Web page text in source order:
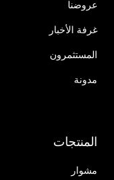
عروضنا
غرفة الأخبار
المستثمرون
مدونة
المنتجات
مشوار